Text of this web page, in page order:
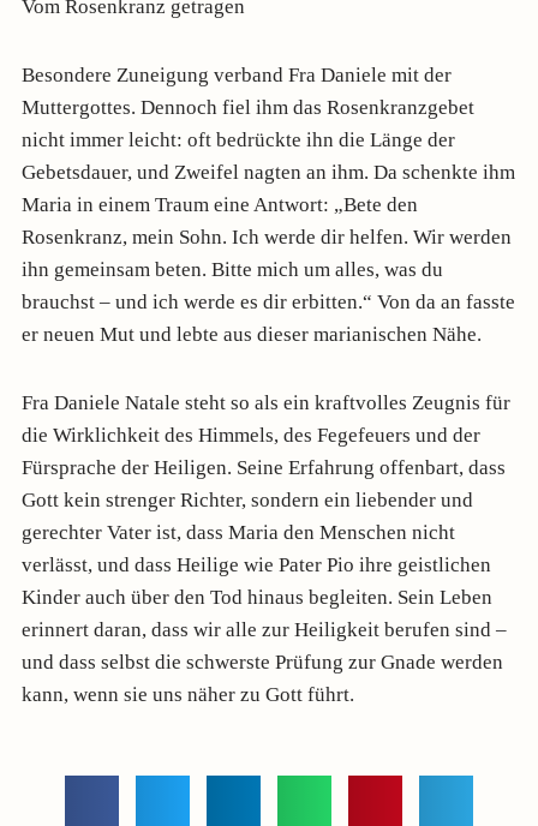
Vom Rosenkranz getragen
Besondere Zuneigung verband Fra Daniele mit der
Muttergottes. Dennoch fiel ihm das Rosenkranzgebet
nicht immer leicht: oft bedrückte ihn die Länge der
Gebetsdauer, und Zweifel nagten an ihm. Da schenkte ihm
Maria in einem Traum eine Antwort: „Bete den
Rosenkranz, mein Sohn. Ich werde dir helfen. Wir werden
ihn gemeinsam beten. Bitte mich um alles, was du
brauchst – und ich werde es dir erbitten.“ Von da an fasste
er neuen Mut und lebte aus dieser marianischen Nähe.
Fra Daniele Natale steht so als ein kraftvolles Zeugnis für
die Wirklichkeit des Himmels, des Fegefeuers und der
Fürsprache der Heiligen. Seine Erfahrung offenbart, dass
Gott kein strenger Richter, sondern ein liebender und
gerechter Vater ist, dass Maria den Menschen nicht
verlässt, und dass Heilige wie Pater Pio ihre geistlichen
Kinder auch über den Tod hinaus begleiten. Sein Leben
erinnert daran, dass wir alle zur Heiligkeit berufen sind –
und dass selbst die schwerste Prüfung zur Gnade werden
kann, wenn sie uns näher zu Gott führt.